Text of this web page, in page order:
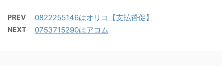
PREV 0822255146はオリコ【支払督促】
NEXT 0753715290はアコム